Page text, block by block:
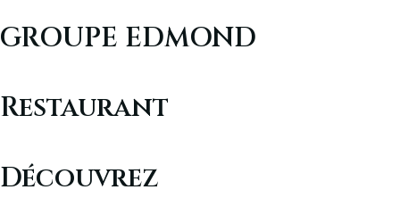
GROUPE EDMOND
Restaurant
Découvrez